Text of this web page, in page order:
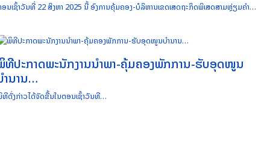
ນເຊົ້າວັນທີ່ 22 ສິງຫາ 2025 ນີ້ ອົງການຄຸ້ມຄອງ-ບໍລິຫານເຂດເສດຖະກິດພິເສດສາມຫຼ່ຽມຄຳ…
ທີປະກາດພະນັກງານນຳພາ-ຄຸ້ມຄອງພັກການ-ຮັບອຸດໜູນ
ຳນານ…
ດັ່ງກ່າວໄດ້ຈັດຂື້ນໃນຕອນເຊົ້າວັນທີ…